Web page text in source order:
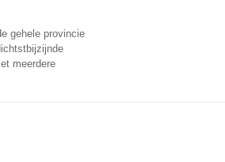
gehele provincie
meerdere